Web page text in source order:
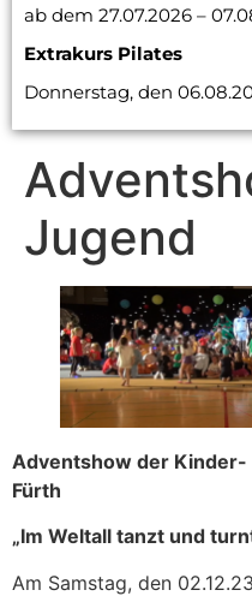
ab dem 27.07.2026 –
Extrakurs Pilates
Donnerstag, den
Jugend
Adventshow der
Fürth
„Im Weltall tanzt und
Am Samstag, den